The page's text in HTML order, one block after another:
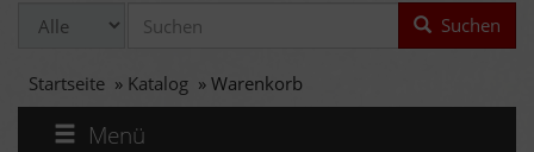
Suchen
Startseite » Katalog » Warenkorb
Menü